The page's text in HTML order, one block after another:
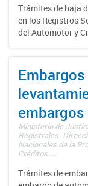
Trámites de baja
en los Registros
del Automotor y
Embargos
Ministerio de
Registrales.
Nacionales de la
Créditos ...
Trámites de